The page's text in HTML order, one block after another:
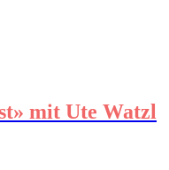
mit Ute Watzl